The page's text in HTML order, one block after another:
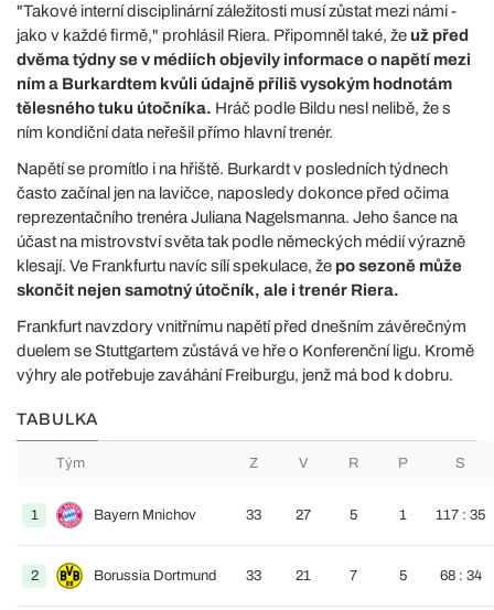
"Takové interní disciplinární záležitosti musí zůstat mezi námi -
jako v každé firmě," prohlásil Riera. Připomněl také, že už před
dvěma týdny se v médiích objevily informace o napětí mezi
ním a Burkardtem kvůli údajně příliš vysokým hodnotám
tělesného tuku útočníka. Hráč podle Bildu nesl nelibě, že s
ním kondiční data neřešil přímo hlavní trenér.
Napětí se promítlo i na hřiště. Burkardt v posledních týdnech
často začínal jen na lavičce, naposledy dokonce před očima
reprezentačního trenéra Juliana Nagelsmanna. Jeho šance na
účast na mistrovství světa tak podle německých médií výrazně
klesají. Ve Frankfurtu navíc sílí spekulace, že po sezoně může
skončit nejen samotný útočník, ale i trenér Riera.
Frankfurt navzdory vnitřnímu napětí před dnešním závěrečným
duelem se Stuttgartem zůstává ve hře o Konferenční ligu. Kromě
výhry ale potřebuje zaváhání Freiburgu, jenž má bod k dobru.
TABULKA
Tým Z V R P S
1 Bayern Mnichov 33 27 5 1 117 : 35
2 Borussia Dortmund 33 21 7 5 68 : 34